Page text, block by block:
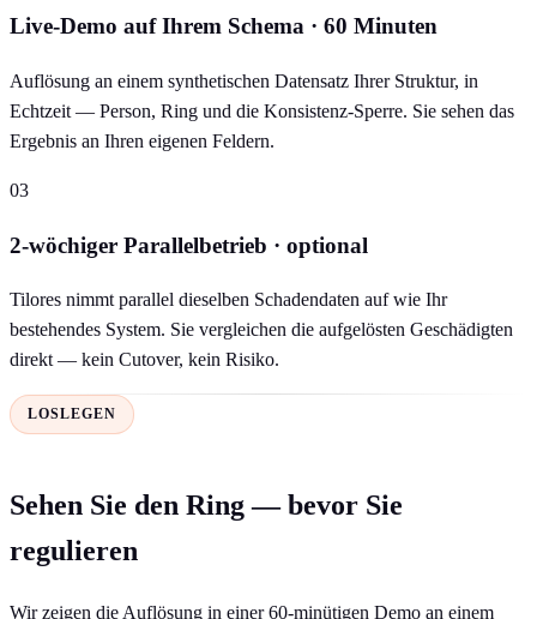
Live-Demo auf Ihrem Schema · 60 Minuten
Auflösung an einem synthetischen Datensatz Ihrer Struktur, in
Echtzeit — Person, Ring und die Konsistenz-Sperre. Sie sehen das
Ergebnis an Ihren eigenen Feldern.
03
2-wöchiger Parallelbetrieb · optional
Tilores nimmt parallel dieselben Schadendaten auf wie Ihr
bestehendes System. Sie vergleichen die aufgelösten Geschädigten
direkt — kein Cutover, kein Risiko.
LOSLEGEN
Sehen Sie den Ring — bevor Sie
regulieren
Wir zeigen die Auflösung in einer 60-minütigen Demo an einem